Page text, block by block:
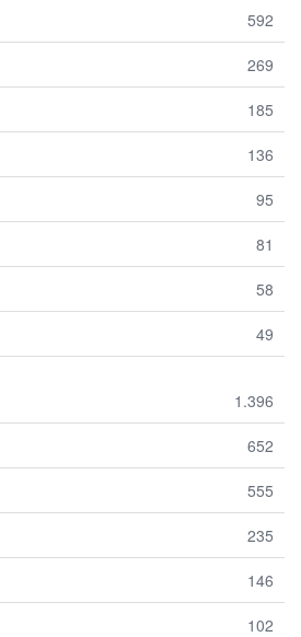
592
269
185
136
95
81
58
49
1.396
652
555
235
146
102